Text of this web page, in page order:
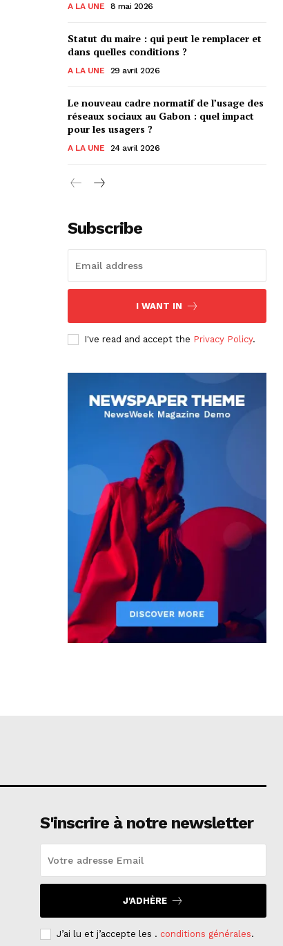
A LA UNE 8 mai 2026
Statut du maire : qui peut le remplacer et
dans quelles conditions ?
A LA UNE 29 avril 2026
Le nouveau cadre normatif de l’usage des
réseaux sociaux au Gabon : quel impact
pour les usagers ?
A LA UNE 24 avril 2026
Subscribe
I WANT IN
I've read and accept the Privacy Policy.
S'inscrire à notre newsletter
J'ADHÈRE
J’ai lu et j’accepte les . conditions générales.